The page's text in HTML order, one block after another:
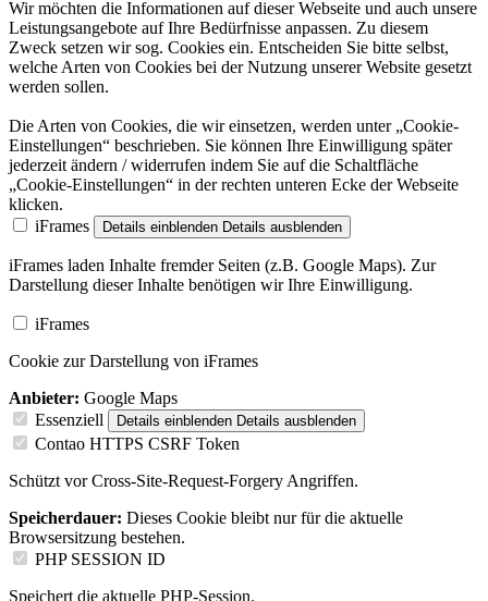
Wir möchten die Informationen auf dieser Webseite und auch unsere
Leistungsangebote auf Ihre Bedürfnisse anpassen. Zu diesem
Zweck setzen wir sog. Cookies ein. Entscheiden Sie bitte selbst,
welche Arten von Cookies bei der Nutzung unserer Website gesetzt
werden sollen.
Die Arten von Cookies, die wir einsetzen, werden unter „Cookie-
Einstellungen“ beschrieben. Sie können Ihre Einwilligung später
jederzeit ändern / widerrufen indem Sie auf die Schaltfläche
„Cookie-Einstellungen“ in der rechten unteren Ecke der Webseite
klicken.
iFrames
Details einblenden Details ausblenden
iFrames laden Inhalte fremder Seiten (z.B. Google Maps). Zur
Darstellung dieser Inhalte benötigen wir Ihre Einwilligung.
iFrames
Cookie zur Darstellung von iFrames
Anbieter: Google Maps
Essenziell
Details einblenden Details ausblenden
Contao HTTPS CSRF Token
Schützt vor Cross-Site-Request-Forgery Angriffen.
Speicherdauer: Dieses Cookie bleibt nur für die aktuelle
Browsersitzung bestehen.
PHP SESSION ID
Speichert die aktuelle PHP-Session.